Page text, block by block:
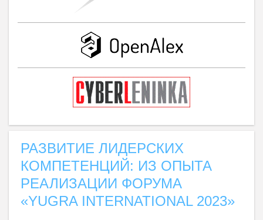
РАЗВИТИЕ ЛИДЕРСКИХ
КОМПЕТЕНЦИЙ: ИЗ ОПЫТА
РЕАЛИЗАЦИИ ФОРУМА
«YUGRA INTERNATIONAL 2023»